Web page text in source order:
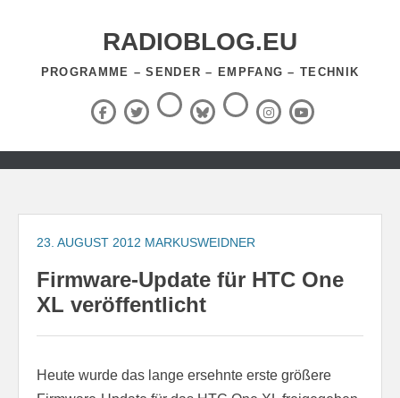
RADIOBLOG.EU
PROGRAMME – SENDER – EMPFANG – TECHNIK
Facebook
X
(Twitter)
ThreadsBlueSky
RSS-
Feed InstagramYouTube
Zum
springen
23. AUGUST 2012 MARKUSWEIDNER
Firmware-Update für HTC One
XL veröffentlicht
Heute wurde das lange ersehnte erste größere